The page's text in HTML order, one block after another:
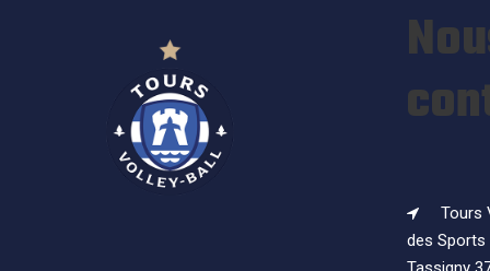
Tours
des Sports